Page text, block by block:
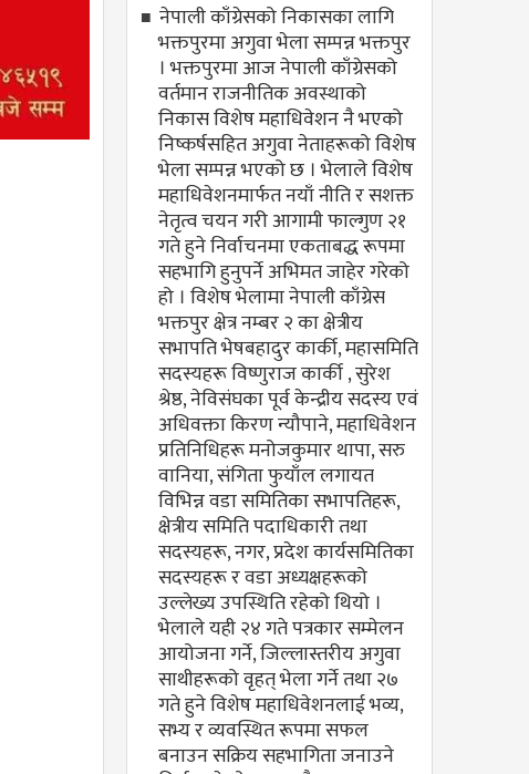
नेपाली काँग्रेसको निकासका लागि
भक्तपुरमा अगुवा भेला सम्पन्न भक्तपुर
। भक्तपुरमा आज नेपाली काँग्रेसको
वर्तमान राजनीतिक अवस्थाको
निकास विशेष महाधिवेशन नै भएको
निष्कर्षसहित अगुवा नेताहरूको विशेष
भेला सम्पन्न भएको छ । भेलाले विशेष
महाधिवेशनमार्फत नयाँ नीति र सशक्त
नेतृत्व चयन गरी आगामी फाल्गुण २१
गते हुने निर्वाचनमा एकताबद्ध रूपमा
सहभागि हुनुपर्ने अभिमत जाहेर गरेको
हो । विशेष भेलामा नेपाली काँग्रेस
भक्तपुर क्षेत्र नम्बर २ का क्षेत्रीय
सभापति भेषबहादुर कार्की, महासमिति
सदस्यहरू विष्णुराज कार्की , सुरेश
श्रेष्ठ, नेविसंघका पूर्व केन्द्रीय सदस्य एवं
अधिवक्ता किरण न्यौपाने, महाधिवेशन
प्रतिनिधिहरू मनोजकुमार थापा, सरु
वानिया, संगिता फुयाँल लगायत
विभिन्न वडा समितिका सभापतिहरू,
क्षेत्रीय समिति पदाधिकारी तथा
सदस्यहरू, नगर, प्रदेश कार्यसमितिका
सदस्यहरू र वडा अध्यक्षहरूको
उल्लेख्य उपस्थिति रहेको थियो ।
भेलाले यही २४ गते पत्रकार सम्मेलन
आयोजना गर्ने, जिल्लास्तरीय अगुवा
साथीहरूको वृहत् भेला गर्ने तथा २७
गते हुने विशेष महाधिवेशनलाई भव्य,
सभ्य र व्यवस्थित रूपमा सफल
बनाउन सक्रिय सहभागिता जनाउने